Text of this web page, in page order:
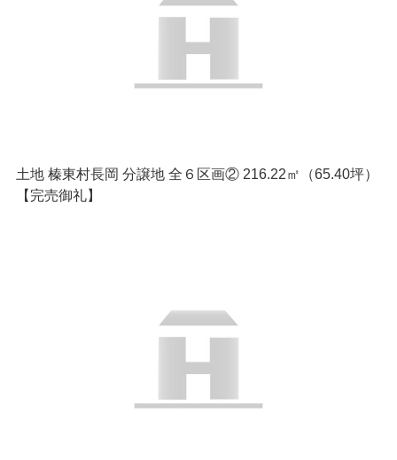
土地 榛東村長岡 分譲地 全６区画② 216.22㎡（65.40坪）
【完売御礼】